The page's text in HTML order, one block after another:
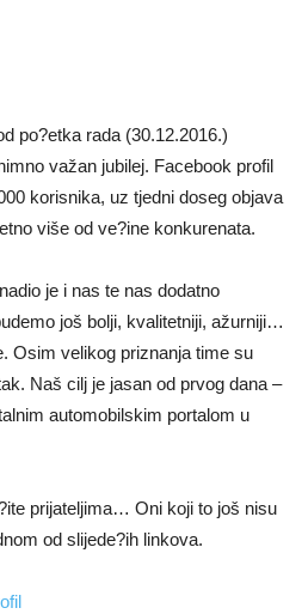
po?etka rada (30.12.2016.)
važan jubilej. Facebook profil
korisnika, uz tjedni doseg objava
više od ve?ine konkurenata.
je i nas te nas dodatno
još bolji, kvalitetniji, ažurniji…
Osim velikog priznanja time su
Naš cilj je jasan od prvog dana –
automobilskim portalom u
prijateljima… Oni koji to još nisu
od slijede?ih linkova.